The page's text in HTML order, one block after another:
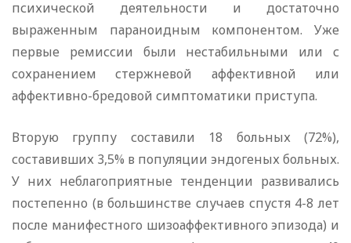
психической деятельности и достаточно
выраженным параноидным компонентом. Уже
первые ремиссии были нестабильными или с
сохранением стержневой аффективной или
аффективно-бредовой симптоматики приступа.
Вторую группу составили 18 больных (72%),
составивших 3,5% в популяции эндогеных больных.
У них неблагоприятные тенденции развивались
постепенно (в большинстве случаев спустя 4-8 лет
после манифестного шизоаффективного эпизода) и